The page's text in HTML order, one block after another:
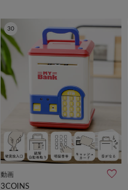
30
動画
3COINS